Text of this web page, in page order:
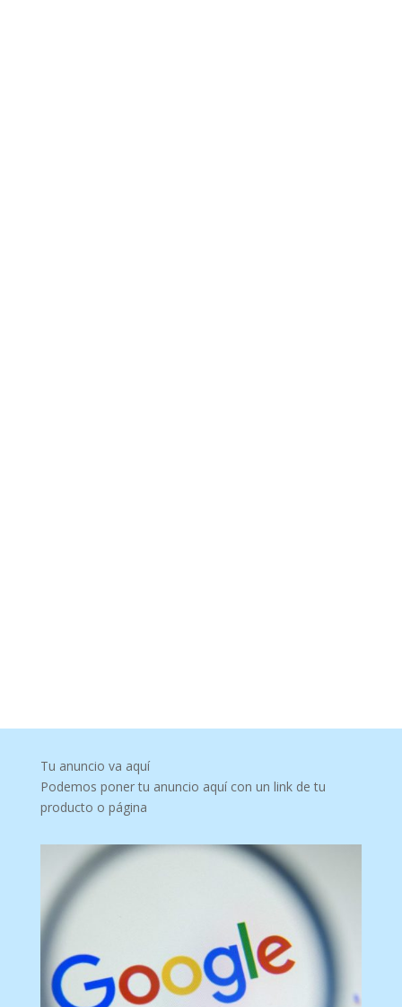
Tu anuncio va aquí
Podemos poner tu anuncio aquí con un link de tu
producto o página